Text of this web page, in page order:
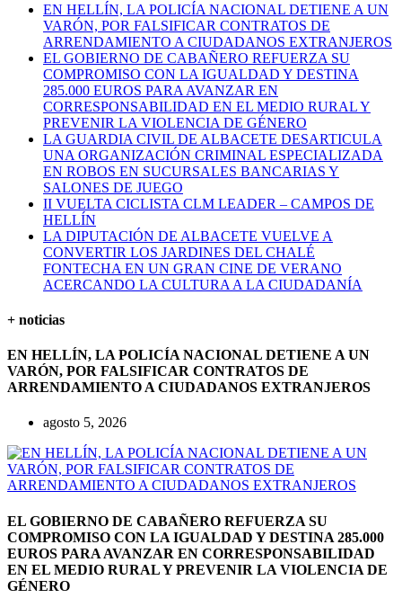
EN HELLÍN, LA POLICÍA NACIONAL DETIENE A UN
VARÓN, POR FALSIFICAR CONTRATOS DE
ARRENDAMIENTO A CIUDADANOS EXTRANJEROS
EL GOBIERNO DE CABAÑERO REFUERZA SU
COMPROMISO CON LA IGUALDAD Y DESTINA
285.000 EUROS PARA AVANZAR EN
CORRESPONSABILIDAD EN EL MEDIO RURAL Y
PREVENIR LA VIOLENCIA DE GÉNERO
LA GUARDIA CIVIL DE ALBACETE DESARTICULA
UNA ORGANIZACIÓN CRIMINAL ESPECIALIZADA
EN ROBOS EN SUCURSALES BANCARIAS Y
SALONES DE JUEGO
II VUELTA CICLISTA CLM LEADER – CAMPOS DE
HELLÍN
LA DIPUTACIÓN DE ALBACETE VUELVE A
CONVERTIR LOS JARDINES DEL CHALÉ
FONTECHA EN UN GRAN CINE DE VERANO
ACERCANDO LA CULTURA A LA CIUDADANÍA
+ noticias
EN HELLÍN, LA POLICÍA NACIONAL DETIENE A UN
VARÓN, POR FALSIFICAR CONTRATOS DE
ARRENDAMIENTO A CIUDADANOS EXTRANJEROS
agosto 5, 2026
EL GOBIERNO DE CABAÑERO REFUERZA SU
COMPROMISO CON LA IGUALDAD Y DESTINA 285.000
EUROS PARA AVANZAR EN CORRESPONSABILIDAD
EN EL MEDIO RURAL Y PREVENIR LA VIOLENCIA DE
GÉNERO